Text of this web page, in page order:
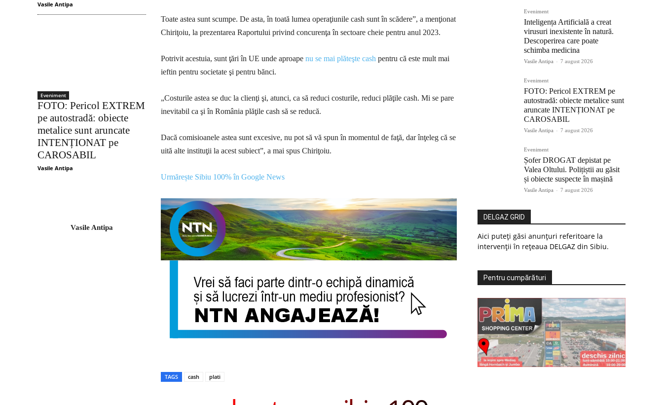
Vasile Antipa
Eveniment
FOTO: Pericol EXTREM
pe autostradă: obiecte
metalice sunt aruncate
INTENȚIONAT pe
CAROSABIL
Vasile Antipa
Vasile Antipa
Toate astea sunt scumpe. De asta, în toată lumea operaţiunile cash sunt în scădere”, a menţionat
Chiriţoiu, la prezentarea Raportului privind concurenţa în sectoare cheie pentru anul 2023.
Potrivit acestuia, sunt ţări în UE unde aproape nu se mai plăteşte cash pentru că este mult mai
ieftin pentru societate şi pentru bănci.
„Costurile astea se duc la clienţi şi, atunci, ca să reduci costurile, reduci plăţile cash. Mi se pare
inevitabil ca şi în România plăţile cash să se reducă.
Dacă comisioanele astea sunt excesive, nu pot să vă spun în momentul de faţă, dar înţeleg că se
uită alte instituţii la acest subiect”, a mai spus Chiriţoiu.
Urmărește Sibiu 100% în Google News
TAGS cash plati
Eveniment
Inteligența Artificială a creat
virusuri inexistente în natură.
Descoperirea care poate
schimba medicina
Vasile Antipa - 7 august 2026
Eveniment
FOTO: Pericol EXTREM pe
autostradă: obiecte metalice sunt
aruncate INTENȚIONAT pe
CAROSABIL
Vasile Antipa - 7 august 2026
Eveniment
Șofer DROGAT depistat pe
Valea Oltului. Polițiștii au găsit
și obiecte suspecte în mașină
Vasile Antipa - 7 august 2026
DELGAZ GRID
Aici puteți găsi anunțuri referitoare la
intervenții în rețeaua DELGAZ din Sibiu.
Pentru cumpărături